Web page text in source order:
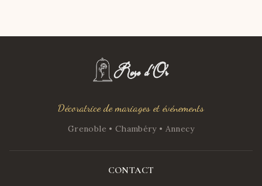
Décoratrice de mariages et événements
Grenoble • Chambéry • Annecy
CONTACT